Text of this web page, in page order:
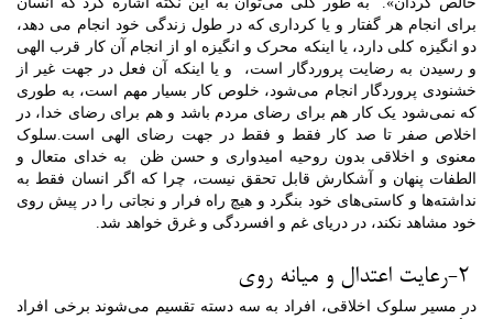
برای انجام هر گفتار و یا کرداری که در طول زندگی خود انجام می دهد،
دو انگیزه کلی دارد، یا اینکه محرک و انگیزه او از انجام آن کار قرب الهی
و رسیدن به رضایت پروردگار است، و یا اینکه آن فعل در جهت غیر از
خشنودی پروردگار انجام می‌شود، خلوص کار بسیار مهم است، به طوری
که نمی‌شود یک کار هم برای رضای مردم باشد و هم برای رضای خدا، در
اخلاص صفر تا صد کار فقط و فقط در جهت رضای الهی است.سلوک
معنوی و اخلاقی بدون روحیه امیدواری و حسن ظن به خدای متعال و
الطفات پنهان و آشکارش قابل تحقق نیست، چرا که اگر انسان فقط به
نداشته‌ها و کاستی‌های خود بنگرد و هیچ راه فرار و نجاتی را در پیش روی
خود مشاهد نکند، در دریای غم و افسردگی و غرق خواهد شد.
در مسیر سلوک اخلاقی، افراد به سه دسته تقسیم می‌شوند برخی افراد